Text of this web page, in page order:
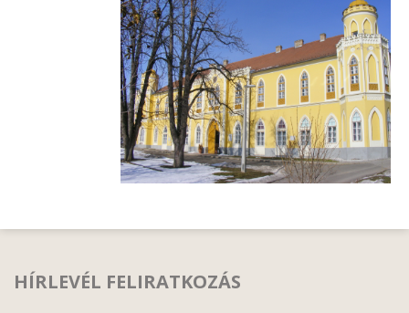
HÍRLEVÉL FELIRATKOZÁS